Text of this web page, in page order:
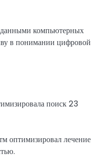
компьютерных
в понимании цифровой
поиск 23
лечение